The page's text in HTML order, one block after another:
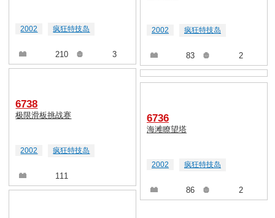
2002 疯狂特技岛
210 3
6738
极限滑板挑战赛
2002 疯狂特技岛
111
2002 疯狂特技岛
83 2
6736
海滩瞭望塔
2002 疯狂特技岛
86 2